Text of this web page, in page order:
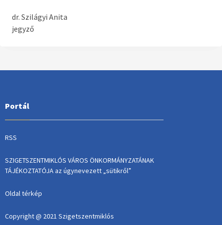
dr. Szilágyi Anita
jegyző
Portál
RSS
SZIGETSZENTMIKLÓS VÁROS ÖNKORMÁNYZATÁNAK
TÁJÉKOZTATÓJA az úgynevezett „sütikről”
Oldal térkép
Copyright @ 2021 Szigetszentmiklós